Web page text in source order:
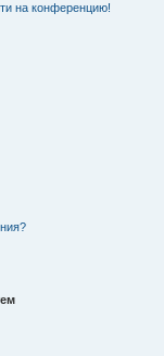
на конференцию!